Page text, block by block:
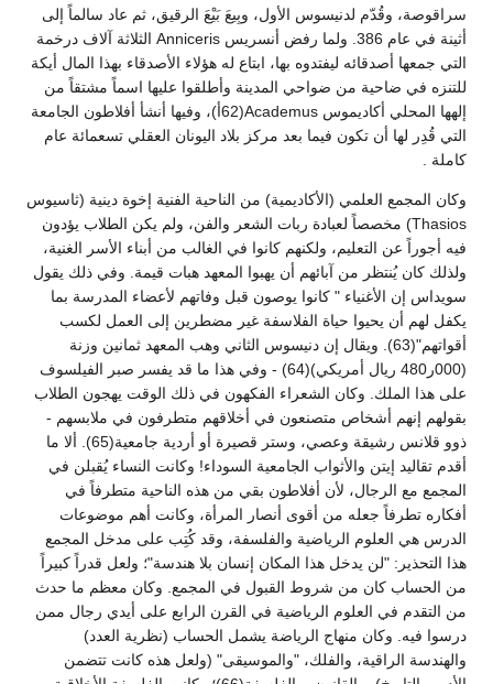
سراقوصة، وقُدّم لدنيسوس الأول، وبِيعَ بَيْعَ الرقيق، ثم عاد سالماً إلى
أثينة في عام 386. ولما رفض أنسريس Anniceris الثلاثة آلاف درخمة
التي جمعها أصدقائه ليفتدوه بها، ابتاع له هؤلاء الأصدقاء بهذا المال أيكة
للتنزه في ضاحية من ضواحي المدينة وأطلقوا عليها اسماً مشتقاً من
إلهها المحلي أكاديموس Academus(62أ)، وفيها أنشأ أفلاطون الجامعة
التي قُدِر لها أن تكون فيما بعد مركز بلاد اليونان العقلي تسعمائة عام
كاملة .
وكان المجمع العلمي (الأكاديمية) من الناحية الفنية إخوة دينية (ثاسيوس
Thasios) مخصصاً لعبادة ربات الشعر والفن، ولم يكن الطلاب يؤدون
فيه أجوراً عن التعليم، ولكنهم كانوا في الغالب من أبناء الأسر الغنية،
ولذلك كان يُنتظر من آبائهم أن يهبوا المعهد هبات قيمة. وفي ذلك يقول
سويداس إن الأغنياء " كانوا يوصون قبل وفاتهم لأعضاء المدرسة بما
يكفل لهم أن يحيوا حياة الفلاسفة غير مضطرين إلى العمل لكسب
أقواتهم"(63). ويقال إن دنيسوس الثاني وهب المعهد ثمانين وزنة
(000ر480 ريال أمريكي)(64) - وفي هذا ما قد يفسر صبر الفيلسوف
على هذا الملك. وكان الشعراء الفكهون في ذلك الوقت يهجون الطلاب
بقولهم إنهم أشخاص متصنعون في أخلاقهم متطرفون في ملابسهم -
ذوو قلانس رشيقة وعصي، وستر قصيرة أو أردية جامعية(65). ألا ما
أقدم تقاليد إيتن والأثواب الجامعية السوداء! وكانت النساء يُقبلن في
المجمع مع الرجال، لأن أفلاطون بقي من هذه الناحية متطرفاً في
أفكاره تطرفاً جعله من أقوى أنصار المرأة، وكانت أهم موضوعات
الدرس هي العلوم الرياضية والفلسفة، وقد كُتِب على مدخل المجمع
هذا التحذير: "لن يدخل هذا المكان إنسان بلا هندسة"؛ ولعل قدراً كبيراً
من الحساب كان من شروط القبول في المجمع. وكان معظم ما حدث
من التقدم في العلوم الرياضية في القرن الرابع على أيدي رجال ممن
درسوا فيه. وكان منهاج الرياضة يشمل الحساب (نظرية العدد)
والهندسة الراقية، والفلك، "والموسيقى" (ولعل هذه كانت تتضمن